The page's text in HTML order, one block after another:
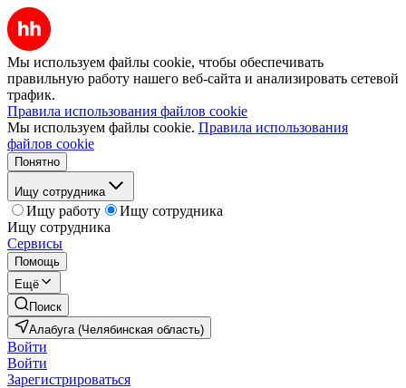
Мы используем файлы cookie, чтобы обеспечивать
правильную работу нашего веб-сайта и анализировать сетевой
трафик.
Правила использования файлов cookie
Мы используем файлы cookie. Правила использования
файлов cookie
Понятно
Ищу сотрудника
Ищу работу
Ищу сотрудника
Ищу сотрудника
Сервисы
Помощь
Ещё
Поиск
Алабуга (Челябинская область)
Войти
Войти
Зарегистрироваться